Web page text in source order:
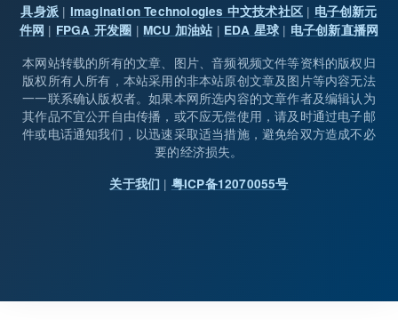
具身派 | Imagination Technologies 中文技术社区| 电子创新元
件网 | FPGA 开发圈 | MCU 加油站 | EDA 星球 | 电子创新直播网
本网站转载的所有的文章、图片、音频视频文件等资料的版权归
版权所有人所有，本站采用的非本站原创文章及图片等内容无法
一一联系确认版权者。如果本网所选内容的文章作者及编辑认为
其作品不宜公开自由传播，或不应无偿使用，请及时通过电子邮
件或电话通知我们，以迅速采取适当措施，避免给双方造成不必
要的经济损失。
关于我们 | 粤ICP备12070055号